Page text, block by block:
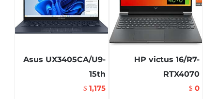
HP victus 16/R7-
RTX4070
$ 0
Asus UX3405CA/U9-
15th
$ 1,175